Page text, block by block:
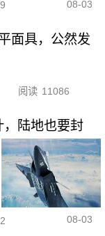
08-03
面具，公然发
阅读 11086
，陆地也要封
08-03